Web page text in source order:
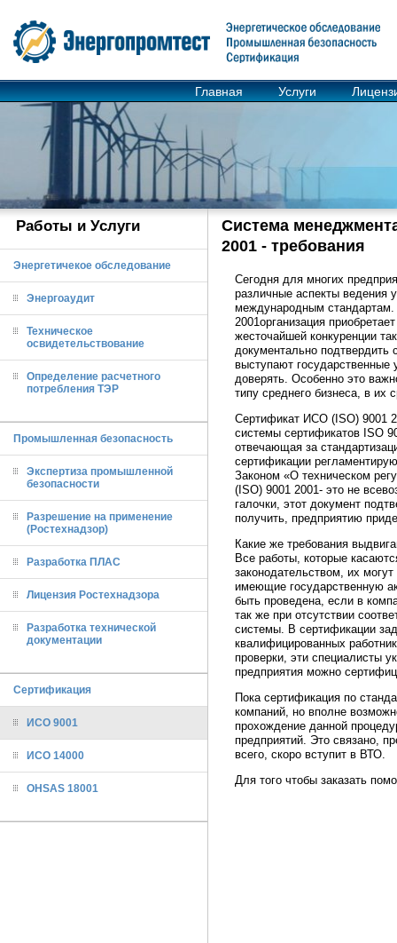
Главная Услуги
Система
2001 - требования
Сегодня для многих
различные аспекты ведения
международным
2001организация
жесточайшей конкуренции
документально подтвердить
выступают
доверять. Особенно это
типу среднего бизнеса, в их
Сертификат ИСО (ISO) 9001
системы сертификатов ISO
отвечающая за
сертификации
Законом «О техническом
(ISO) 9001 2001- это не
галочки, этот документ
получить, предприятию
Какие же требования
Все работы, которые
законодательством, их
имеющие государственную
быть проведена, если в
так же при отсутствии
системы. В сертификации
квалифицированных
проверки, эти специалисты
предприятия можно
Пока сертификация по
компаний, но вполне
прохождение данной
предприятий. Это связано,
всего, скоро вступит в ВТО.
Для того чтобы заказать
Работы и Услуги
Энергетичекое обследование
Энергоаудит
Техническое
освидетельствование
Определение расчетного
потребления ТЭР
Промышленная безопасность
Экспертиза промышленной
безопасности
Разрешение на применение
(Ростехнадзор)
Разработка ПЛАС
Лицензия Ростехнадзора
Разработка технической
документации
Сертификация
ИСО 9001
ИСО 14000
OHSAS 18001